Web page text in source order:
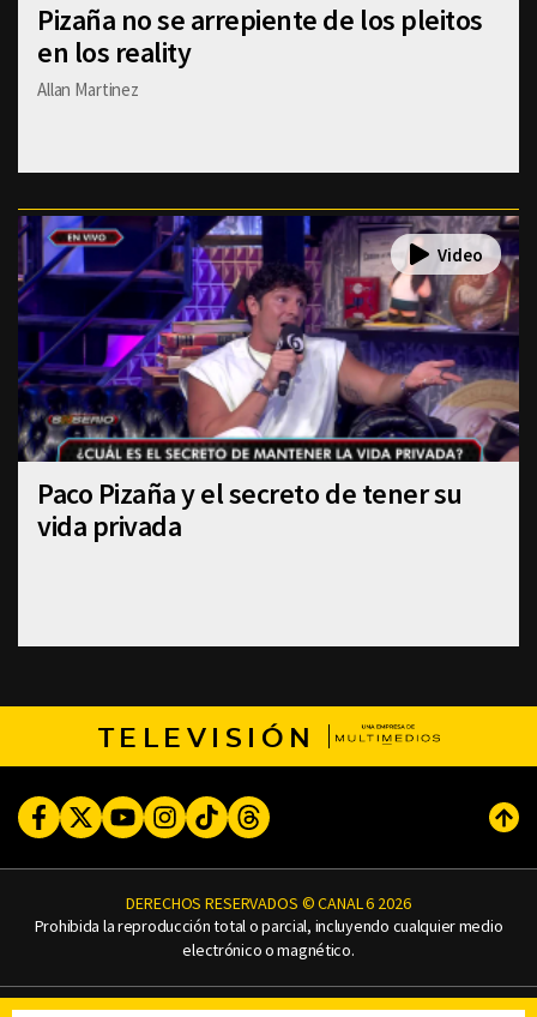
Pizaña no se arrepiente de los pleitos
en los reality
Allan Martinez
Paco Pizaña y el secreto de tener su
vida privada
TELEVISIÓN
FacebookTwitterYoutubeInstagram
TikTokThreads
DERECHOS RESERVADOS © CANAL 6 2026
Prohibida la reproducción total o parcial, incluyendo cualquier medio
electrónico o magnético.